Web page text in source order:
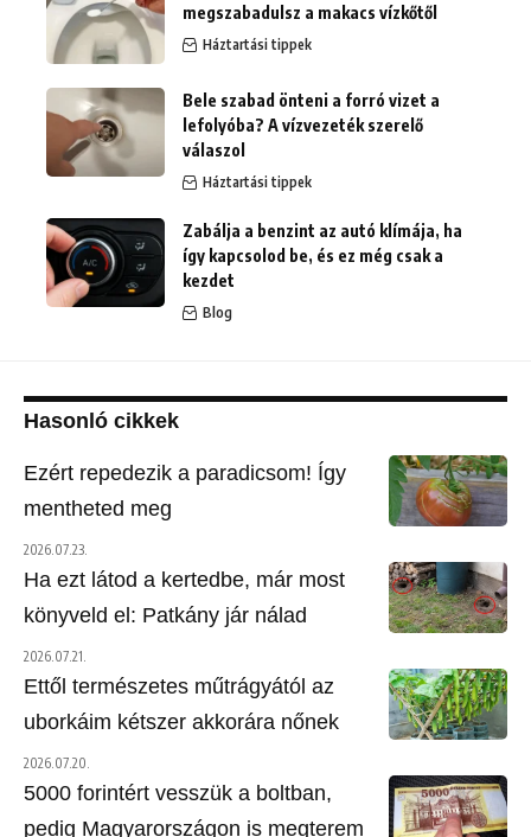
megszabadulsz a makacs vízkőtől
Háztartási tippek
Bele szabad önteni a forró vizet a
lefolyóba? A vízvezeték szerelő
válaszol
Háztartási tippek
Zabálja a benzint az autó klímája, ha
így kapcsolod be, és ez még csak a
kezdet
Blog
Hasonló cikkek
Ezért repedezik a paradicsom! Így
mentheted meg
2026.07.23.
Ha ezt látod a kertedbe, már most
könyveld el: Patkány jár nálad
2026.07.21.
Ettől természetes műtrágyától az
uborkáim kétszer akkorára nőnek
2026.07.20.
5000 forintért vesszük a boltban,
pedig Magyarországon is megterem